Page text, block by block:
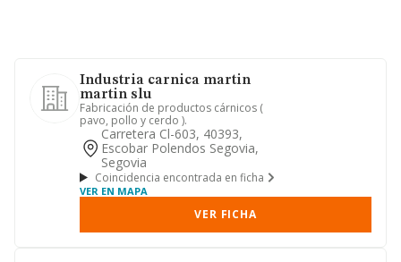
Industria carnica martin
martin slu
Fabricación de productos cárnicos (
pavo, pollo y cerdo ).
Carretera Cl-603, 40393,
Escobar Polendos Segovia,
Segovia
Coincidencia encontrada en ficha
VER EN MAPA
VER FICHA